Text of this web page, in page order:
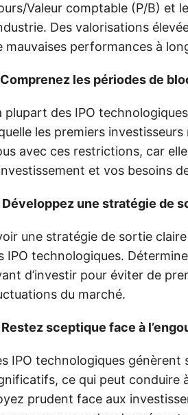
Valeur comptable (P/B) et
Des valorisations
mauvaises performances à
Comprenez les périodes de
plupart des IPO
les premiers
avec ces restrictions, car
et vos besoins
Développez une stratégie de
une stratégie de sortie
IPO technologiques.
d’investir pour éviter de
du marché.
Restez sceptique face à
IPO technologiques
ce qui peut conduire
prudent face aux